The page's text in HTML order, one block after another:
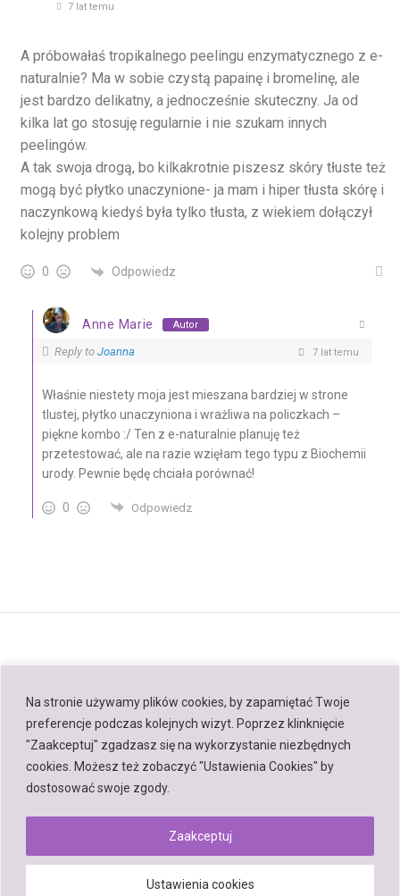
Na stronie używamy plików cookies, by zapamiętać Twoje
preferencje podczas kolejnych wizyt. Poprzez klinknięcie
"Zaakceptuj" zgadzasz się na wykorzystanie niezbędnych
cookies. Możesz też zobaczyć "Ustawienia Cookies" by
dostosować swoje zgody.
Ustawienia cookies
Zaakceptuj
7 lat temu
A próbowałaś tropikalnego peelingu enzymatycznego z e-
naturalnie? Ma w sobie czystą papainę i bromelinę, ale
jest bardzo delikatny, a jednocześnie skuteczny. Ja od
kilka lat go stosuję regularnie i nie szukam innych
peelingów.
A tak swoja drogą, bo kilkakrotnie piszesz skóry tłuste też
mogą być płytko unaczynione- ja mam i hiper tłusta skórę i
naczynkową kiedyś była tylko tłusta, z wiekiem dołączył
kolejny problem
0 Odpowiedz
Anne Marie Autor
Reply to Joanna 7 lat temu
Właśnie niestety moja jest mieszana bardziej w strone
tlustej, płytko unaczyniona i wrażliwa na policzkach –
piękne kombo :/ Ten z e-naturalnie planuję też
przetestować, ale na razie wzięłam tego typu z Biochemii
urody. Pewnie będę chciała porównać!
0 Odpowiedz
Back to top
Mobile Desktop
WPtouch Mobile Suite for WordPress